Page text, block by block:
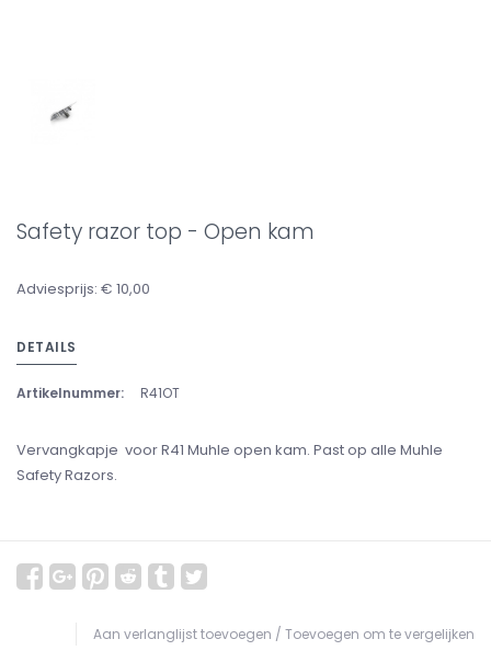
Safety razor top - Open kam
Adviesprijs: € 10,00
DETAILS
Artikelnummer: R41OT
Vervangkapje voor R41 Muhle open kam. Past op alle Muhle
Safety Razors.
Aan verlanglijst toevoegen / Toevoegen om te vergelijken